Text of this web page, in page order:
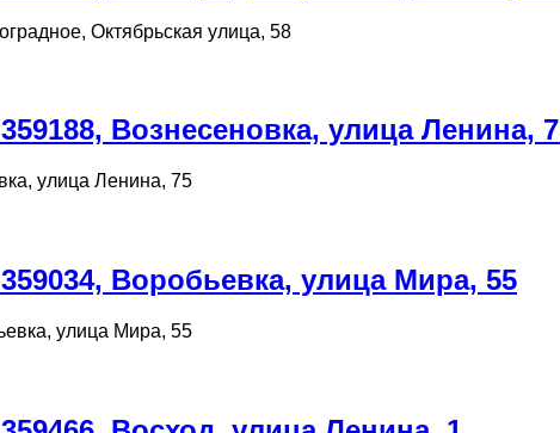
Октябрьская улица, 58
Вознесеновка, улица Ленина,
улица Ленина, 75
Воробьевка, улица Мира, 55
улица Мира, 55